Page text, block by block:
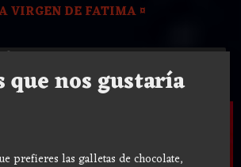
VIRGEN DE FATIMA ¤
que nos gustaría
prefieres las galletas de chocolate,